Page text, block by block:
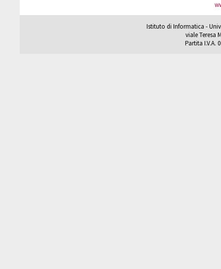
Istituto di Informatica -
viale Teresa
Partita I.V.A.